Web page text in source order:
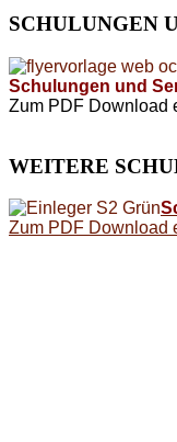
SCHULUNGEN
Schulungen und
Zum PDF Download
WEITERE
Zum PDF Download